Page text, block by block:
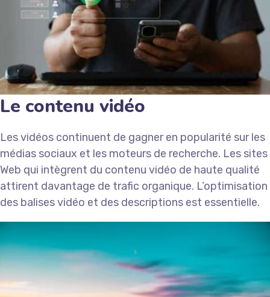
Le contenu vidéo
Les vidéos continuent de gagner en popularité sur les
médias sociaux et les moteurs de recherche. Les sites
Web qui intègrent du contenu vidéo de haute qualité
attirent davantage de trafic organique. L’optimisation
des balises vidéo et des descriptions est essentielle.